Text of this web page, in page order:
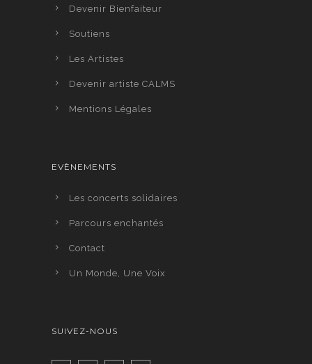
Devenir Bienfaiteur
Soutiens
Les Artistes
Devenir artiste CALMS
Mentions Légales
EVÈNEMENTS
Les concerts solidaires
Parcours enchantés
Contact
Un Monde, Une Voix
SUIVEZ-NOUS